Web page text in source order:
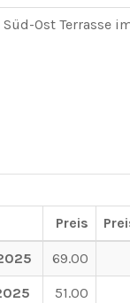
Süd-Ost Terrasse
Preis
69.00
51.00